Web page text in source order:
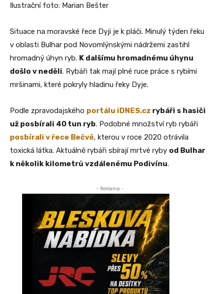
Ilustrační foto: Marian Bešter
Situace na moravské řece Dyji je k pláči. Minulý týden řeku
v oblasti Bulhar pod Novomlýnskými nádržemi zastihl
hromadný úhyn ryb. K dalšímu hromadnému úhynu
došlo v neděli. Rybáři tak mají plné ruce práce s rybími
mršinami, které pokryly hladinu řeky Dyje.
Podle zpravodajského portálu iDNES.cz rybáři s hasiči
už posbírali 40 tun ryb. Podobné množství ryb rybáři
posbírali v řece Bečvě, kterou v roce 2020 otrávila
toxická látka. Aktuálně rybáři sbírají mrtvé ryby od Bulhar
k několik kilometrů vzdálenému Podivínu.
- Reklama -